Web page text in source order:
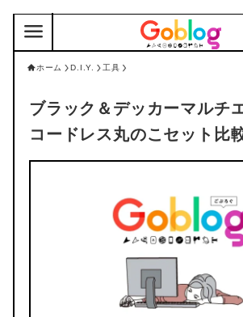
ホーム D.I.Y. 工具
ブラック＆デッカーマルチ
コードレス丸のこセット比